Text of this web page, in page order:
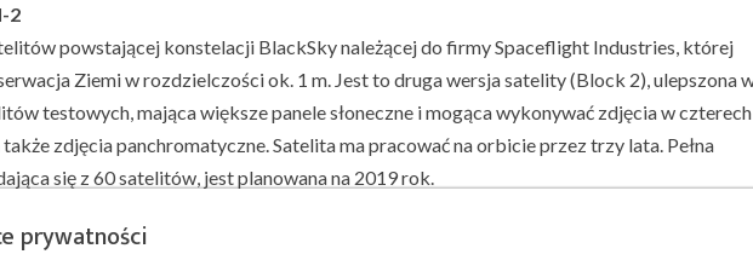
2
powstającej konstelacji BlackSky należącej do firmy Spaceflight Industries, której
Ziemi w rozdzielczości ok. 1 m. Jest to druga wersja satelity (Block 2), ulepszona
testowych, mająca większe panele słoneczne i mogąca wykonywać zdjęcia w czterech
także zdjęcia panchromatyczne. Satelita ma pracować na orbicie przez trzy lata. Pełna
się z 60 satelitów, jest planowana na 2019 rok.
z siedzibą w stanie Virginia, pracuje nad stworzeniem sieci satelitów, która za pomocą
prywatności